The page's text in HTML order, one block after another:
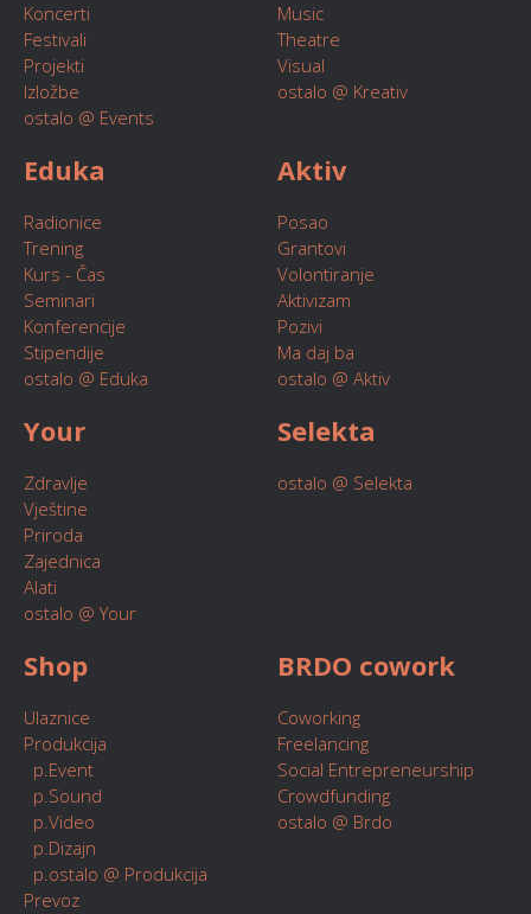
Koncerti
Festivali
Projekti
Izložbe
ostalo @ Events
Music
Theatre
Visual
ostalo @ Kreativ
Eduka
Radionice
Trening
Kurs - Čas
Seminari
Konferencije
Stipendije
ostalo @ Eduka
Aktiv
Posao
Grantovi
Volontiranje
Aktivizam
Pozivi
Ma daj ba
ostalo @ Aktiv
Your
Zdravlje
Vještine
Priroda
Zajednica
Alati
ostalo @ Your
Selekta
ostalo @ Selekta
Shop
Ulaznice
Produkcija
p.Event
p.Sound
p.Video
p.Dizajn
p.ostalo @ Produkcija
Prevoz
BRDO cowork
Coworking
Freelancing
Social Entrepreneurship
Crowdfunding
ostalo @ Brdo